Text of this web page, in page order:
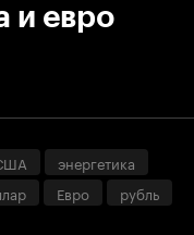
и евро
энергетика
Евро
рубль